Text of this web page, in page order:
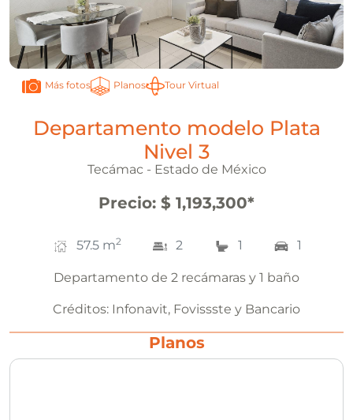
Más fotos Planos Tour Virtual
Departamento modelo Plata
Nivel 3
Tecámac - Estado de México
Precio: $ 1,193,300*
57.5 m2 2 1 1
Departamento de 2 recámaras y 1 baño
Créditos: Infonavit, Fovissste y Bancario
Planos